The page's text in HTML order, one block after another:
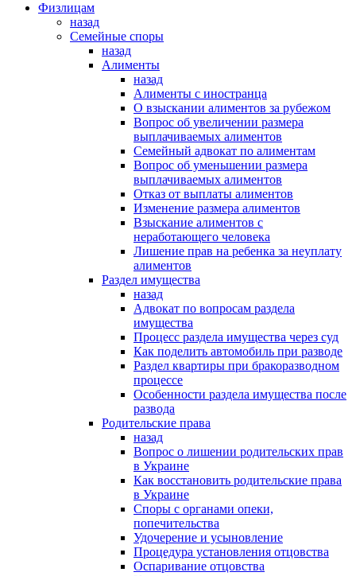
Физлицам
назад
Семейные споры
назад
Алименты
назад
Алименты с иностранца
О взыскании алиментов за рубежом
Вопрос об увеличении размера
выплачиваемых алиментов
Семейный адвокат по алиментам
Вопрос об уменьшении размера
выплачиваемых алиментов
Отказ от выплаты алиментов
Изменение размера алиментов
Взыскание алиментов с
неработающего человека
Лишение прав на ребенка за неуплату
алиментов
Раздел имущества
назад
Адвокат по вопросам раздела
имущества
Процесс раздела имущества через суд
Как поделить автомобиль при разводе
Раздел квартиры при бракоразводном
процессе
Особенности раздела имущества после
развода
Родительские права
назад
Вопрос о лишении родительских прав
в Украине
Как восстановить родительские права
в Украине
Споры с органами опеки,
попечительства
Удочерение и усыновление
Процедура установления отцовства
Оспаривание отцовства